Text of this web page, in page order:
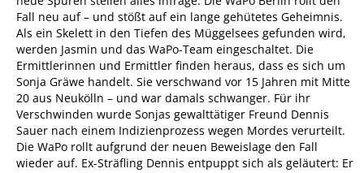
Fall neu auf – und stößt auf ein lange gehütetes Geheimnis.
Als ein Skelett in den Tiefen des Müggelsees gefunden wird,
werden Jasmin und das WaPo-Team eingeschaltet. Die
Ermittlerinnen und Ermittler finden heraus, dass es sich um
Sonja Gräwe handelt. Sie verschwand vor 15 Jahren mit Mitte
20 aus Neukölln – und war damals schwanger. Für ihr
Verschwinden wurde Sonjas gewalttätiger Freund Dennis
Sauer nach einem Indizienprozess wegen Mordes verurteilt.
Die WaPo rollt aufgrund der neuen Beweislage den Fall
wieder auf. Ex-Sträfling Dennis entpuppt sich als geläutert: Er